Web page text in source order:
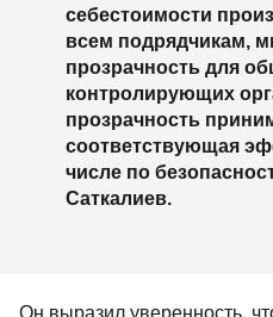
себестоимости
всем подрядчикам,
прозрачность для
контролирующих
прозрачность
соответствующая
числе по
Саткалиев.
Он выразил уверенность,